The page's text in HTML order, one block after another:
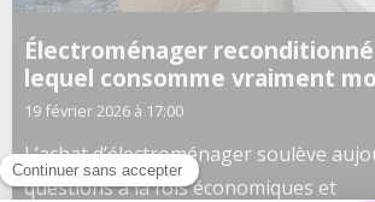
Électroménager
lequel consomme vraiment
19 février 2026 à 17:00
L’achat d’électroménager soulève
questions à la fois économiques et